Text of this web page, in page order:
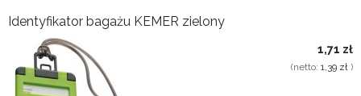
Identyfikator bagażu KEMER zielony
1,71 zł
(netto: 1,39 zł )